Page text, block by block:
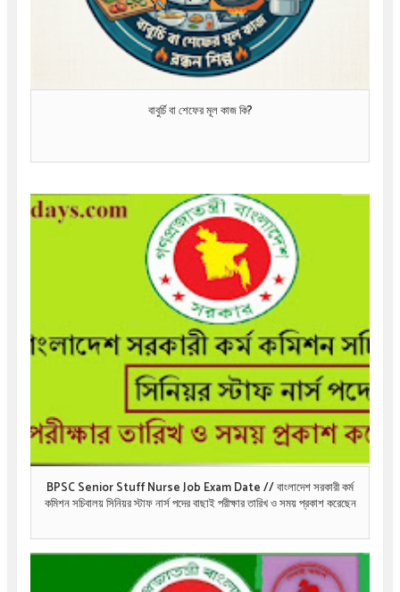
বাবুর্চি বা শেফের মূল কাজ কি?
BPSC Senior Stuff Nurse Job Exam Date // বাংলাদেশ সরকারী কর্ম
কমিশন সচিবালয় সিনিয়র স্টাফ নার্স পদের বাছাই পরীক্ষার তারিখ ও সময় প্রকাশ করেছেন